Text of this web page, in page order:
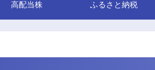
高配当株 ふるさと納税